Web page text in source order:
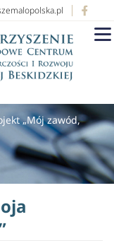
„Mój zawód,